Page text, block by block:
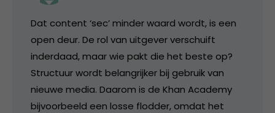
Dat content ‘sec’ minder waard wordt, is een
open deur. De rol van uitgever verschuift
inderdaad, maar wie pakt die het beste op?
Structuur wordt belangrijker bij gebruik van
nieuwe media. Daarom is de Khan Academy
bijvoorbeeld een losse flodder, omdat het